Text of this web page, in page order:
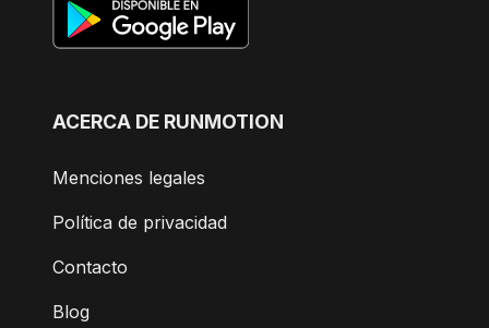
ACERCA DE RUNMOTION
Menciones legales
Política de privacidad
Contacto
Blog